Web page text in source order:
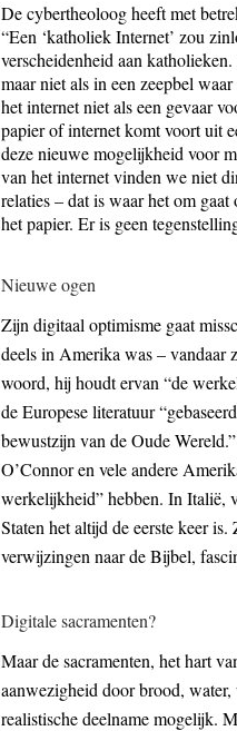
De cybertheoloog heeft met
“Een ‘katholiek Internet’ zou
verscheidenheid aan
maar niet als in een zeepbel
het internet niet als een gevaar
papier of internet komt voort uit
deze nieuwe mogelijkheid voor
van het internet vinden we niet
relaties – dat is waar het om
het papier. Er is geen
Nieuwe ogen
Zijn digitaal optimisme gaat
deels in Amerika was – vandaar
woord, hij houdt ervan “de
de Europese literatuur
bewustzijn van de Oude
O’Connor en vele andere
werkelijkheid” hebben. In Italië,
Staten het altijd de eerste keer
verwijzingen naar de Bijbel,
Digitale sacramenten?
Maar de sacramenten, het hart
aanwezigheid door brood,
realistische deelname mogelijk.